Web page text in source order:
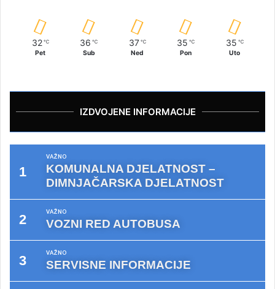
32 ℃
Pet
36 ℃
Sub
37 ℃
Ned
35 ℃
Pon
35 ℃
Uto
IZDVOJENE INFORMACIJE
VAŽNO
KOMUNALNA DJELATNOST –
DIMNJAČARSKA DJELATNOST
VAŽNO
VOZNI RED AUTOBUSA
VAŽNO
SERVISNE INFORMACIJE